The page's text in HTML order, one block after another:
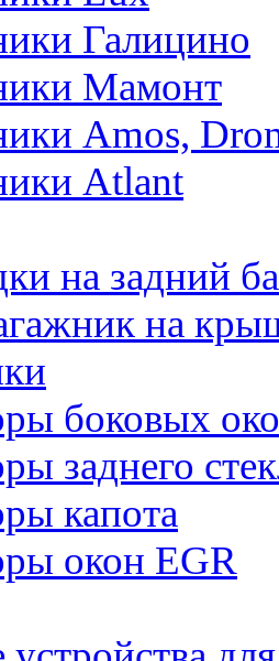
Галицино
Мамонт
Amos,
Atlant
на задний
на
боковых
заднего
капота
окон EGR